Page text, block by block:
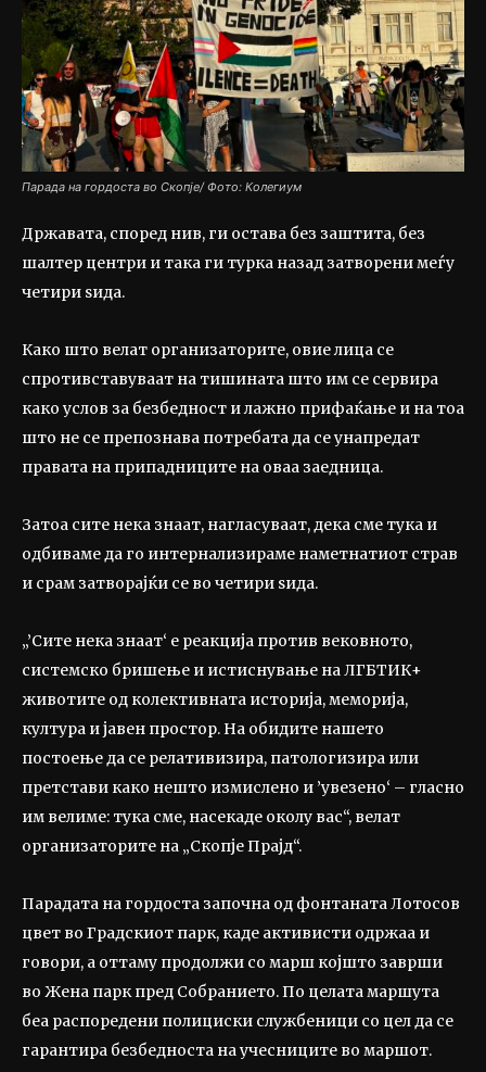
Парада на гордоста во Скопје/ Фото: Колегиум
Државата, според нив, ги остава без заштита, без
шалтер центри и така ги турка назад затворени меѓу
четири ѕида.
Како што велат организаторите, овие лица се
спротивставуваат на тишината што им се сервира
како услов за безбедност и лажно прифаќање и на тоа
што не се препознава потребата да се унапредат
правата на припадниците на оваа заедница.
Затоа сите нека знаат, нагласуваат, дека сме тука и
одбиваме да го интернализираме наметнатиот страв
и срам затворајќи се во четири ѕида.
„’Сите нека знаат‘ е реакција против вековното,
системско бришење и истиснување на ЛГБТИК+
животите од колективната историја, меморија,
култура и јавен простор. На обидите нашето
постоење да се релативизира, патологизира или
претстави како нешто измислено и ’увезено‘ – гласно
им велиме: тука сме, насекаде околу вас“, велат
организаторите на „Скопје Прајд“.
Парадата на гордоста започна од фонтаната Лотосов
цвет во Градскиот парк, каде активисти одржаа и
говори, а оттаму продолжи со марш којшто заврши
во Жена парк пред Собранието. По целата маршута
беа распоредени полициски службеници со цел да се
гарантира безбедноста на учесниците во маршот.